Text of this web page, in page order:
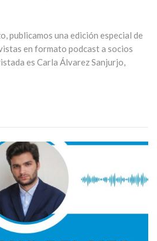
publicamos una edición especial de
en formato podcast a socios
es Carla Álvarez Sanjurjo,